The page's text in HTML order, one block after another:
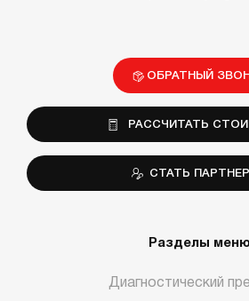
ОБРАТНЫЙ
РАССЧИТАТЬ
СТАТЬ
Разделы меню
Диагностический